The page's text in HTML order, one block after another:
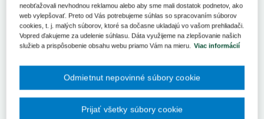
Zobraziť titulku vydania
Ak sa telemedicína poskytuje efektívne, môže rozšíriť
prístup k zdravotnej starostlivosti
Trestný čin šírenia nebezpečnej nákazlivej ľudskej
Výber z legislatívy
Odborný zástupca ambulancie – čo by ste mali o ňom
vedieť
starostlivosti na Slovensku od 1. augusta 2022 (2.)
neobťažovali nevhodnou reklamou alebo aby sme mali dostatok podnetov, ako
web vylepšovať. Preto od Vás potrebujeme súhlas so spracovaním súborov
cookies, t. j. malých súborov, ktoré sa dočasne ukladajú vo vašom prehliadači.
Vopred ďakujeme za udelenie súhlasu. Dáta využijeme na zlepšovanie našich
služieb a prispôsobenie obsahu webu priamo Vám na mieru.
Viac informácií
Odmietnut nepovinné súbory cookie
Prijať všetky súbory cookie